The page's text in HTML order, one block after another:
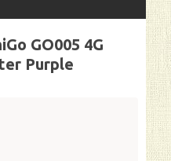
GO005 4G
Purple